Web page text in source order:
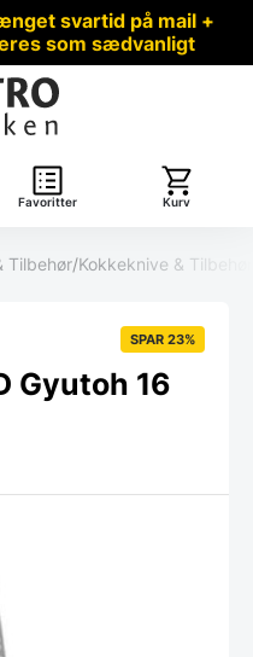
svartid på mail +
som sædvanligt
Favoritter Kurv
Tilbehør/Kokkeknive & Tilbehør
SPAR 23%
Gyutoh 16